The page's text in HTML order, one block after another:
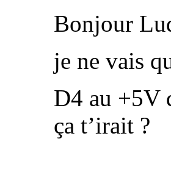
Bonjour
je ne vais
D4 au +5V
ça t’irait ?